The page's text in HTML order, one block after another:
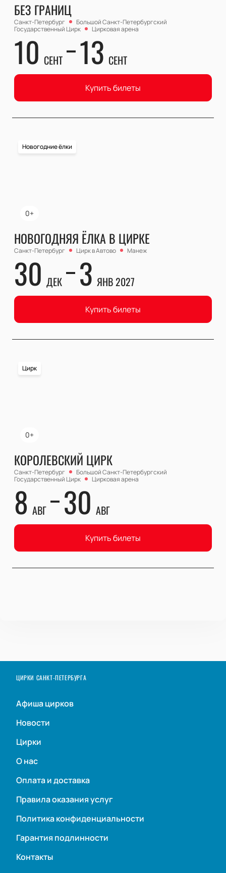
БЕЗ ГРАНИЦ
Санкт-Петербург
Большой Cанкт-Петербургский
Государственный Цирк
Цирковая арена
10 СЕНТ 13 СЕНТ
Купить билеты
0+
Новогодние ёлки
НОВОГОДНЯЯ ЁЛКА В ЦИРКЕ
Санкт-Петербург Цирк в Автово Манеж
30 ДЕК 3 ЯНВ 2027
Купить билеты
0+
Цирк
КОРОЛЕВСКИЙ ЦИРК
Санкт-Петербург
Большой Cанкт-Петербургский
Государственный Цирк
Цирковая арена
8 АВГ 30 АВГ
Купить билеты
ЦИРКИ САНКТ-ПЕТЕРБУРГА
Афиша цирков
Новости
Цирки
О нас
Оплата и доставка
Правила оказания услуг
Политика конфиденциальности
Гарантия подлинности
Контакты